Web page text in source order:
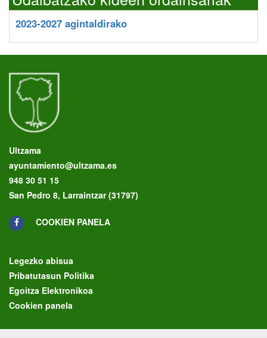
2023-2027 agintaldirako
Ultzama
ayuntamiento@ultzama.es
948 30 51 15
San Pedro 8, Larraintzar (31797)
COOKIEN PANELA
Legezko abisua
Pribatutasun Politika
Egoitza Elektronikoa
Cookien panela